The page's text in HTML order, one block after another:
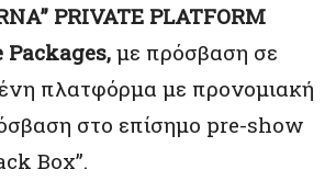
PRIVATE PLATFORM
με πρόσβαση σε
πλατφόρμα με προνομιακή
στο επίσημο pre-show
Box”.